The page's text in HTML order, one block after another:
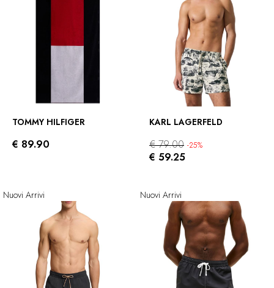
TOMMY HILFIGER
€ 89.90
KARL LAGERFELD
€ 79.00 -25%
€ 59.25
Nuovi Arrivi Nuovi Arrivi